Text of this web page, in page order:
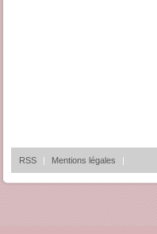
RSS | Mentions légales |